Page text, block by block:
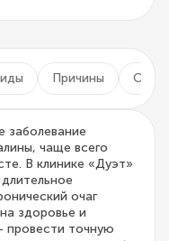
Причины
заболевание
чаще всего
В клинике «Дуэт»
очаг
здоровье и
провести точную